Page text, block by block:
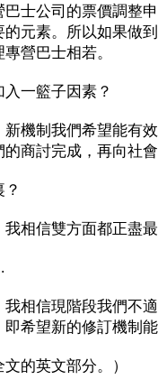
士公司的票價調整
元素。所以如果做
營巴士相若。
一籃子因素？
機制我們希望能有
商討完成，再向社
相信雙方面都正盡
相信現階段我們不
希望新的修訂機制
的英文部分。）